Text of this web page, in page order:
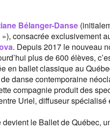
Bélanger-Danse
»), consacrée exclusivement
. Depuis 2017 le nouveau
plus de 600 élèves,
en ballet classique au
danse contemporaine
compagnie produit des
Uriel, diffuseur
le Ballet de Québec,